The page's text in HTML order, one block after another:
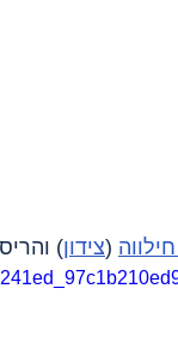
(צידון) והריסת